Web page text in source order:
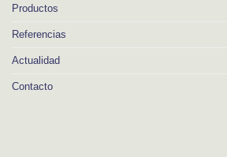
Productos
Referencias
Actualidad
Contacto